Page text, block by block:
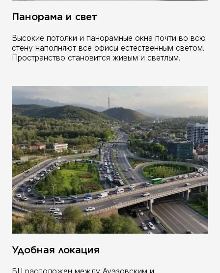
Панорама и свет
Высокие потолки и панорамные окна почти во всю
стену наполняют все офисы естественным светом.
Пространство становится живым и светлым.
Удобная локация